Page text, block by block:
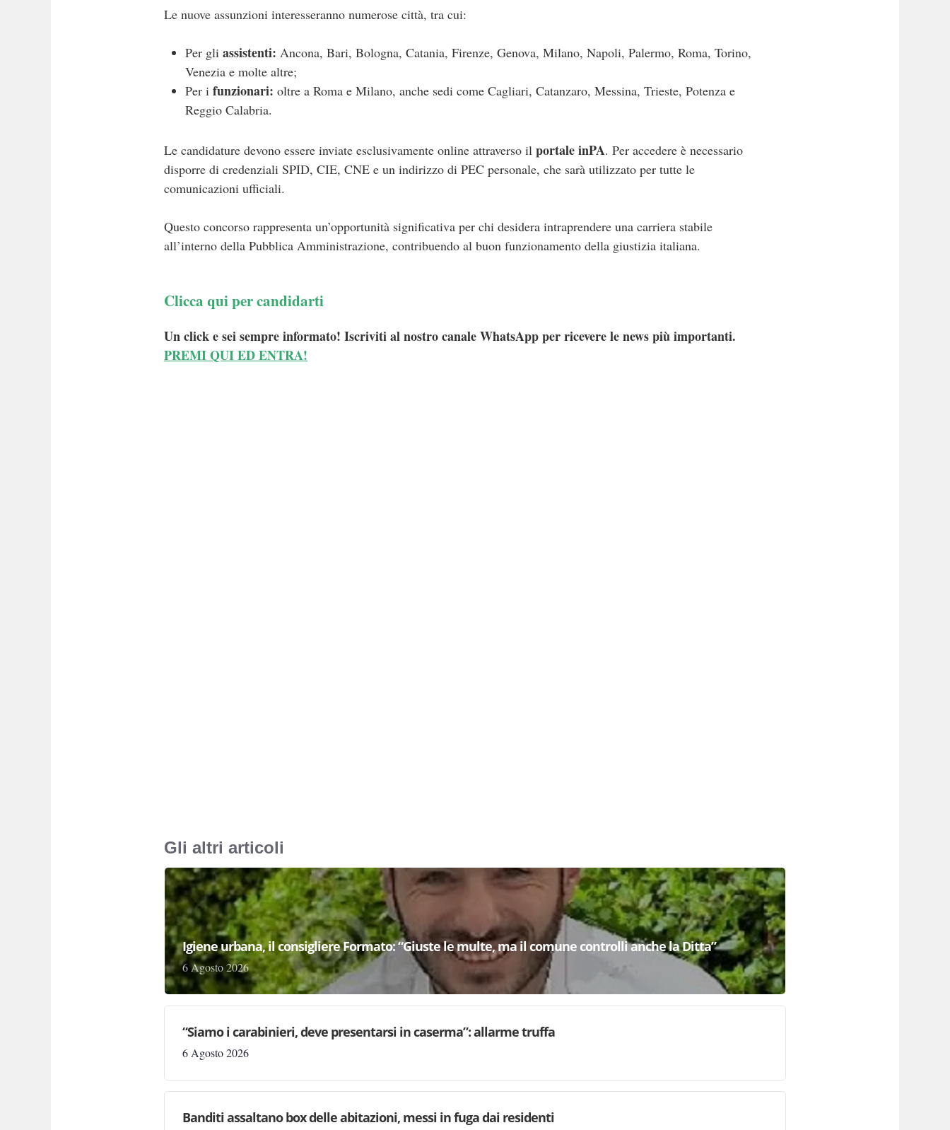
Le nuove assunzioni interesseranno numerose città, tra cui:
Per gli assistenti: Ancona, Bari, Bologna, Catania, Firenze, Genova, Milano, Napoli, Palermo, Roma, Torino,
Venezia e molte altre;
Per i funzionari: oltre a Roma e Milano, anche sedi come Cagliari, Catanzaro, Messina, Trieste, Potenza e
Reggio Calabria.
Le candidature devono essere inviate esclusivamente online attraverso il portale inPA. Per accedere è necessario
disporre di credenziali SPID, CIE, CNE e un indirizzo di PEC personale, che sarà utilizzato per tutte le
comunicazioni ufficiali.
Questo concorso rappresenta un’opportunità significativa per chi desidera intraprendere una carriera stabile
all’interno della Pubblica Amministrazione, contribuendo al buon funzionamento della giustizia italiana.
Clicca qui per candidarti
Un click e sei sempre informato! Iscriviti al nostro canale WhatsApp per ricevere le news più importanti.
PREMI QUI ED ENTRA!
Gli altri articoli
Igiene urbana, il consigliere Formato: “Giuste le multe, ma il comune controlli anche la Ditta”
6 Agosto 2026
“Siamo i carabinieri, deve presentarsi in caserma”: allarme truffa
6 Agosto 2026
Banditi assaltano box delle abitazioni, messi in fuga dai residenti